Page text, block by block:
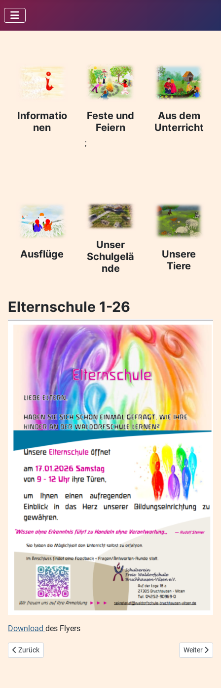
Informatio
nen
Feste und
Feiern
;
Aus dem
Unterricht
Ausflüge
Unser
Schulgelä
nde
Unsere
Tiere
Elternschule 1-26
Download des Flyers
Vorheriger Beitrag: Friedensstiftendes Unterrichten
Zurück Nächster
Weiter